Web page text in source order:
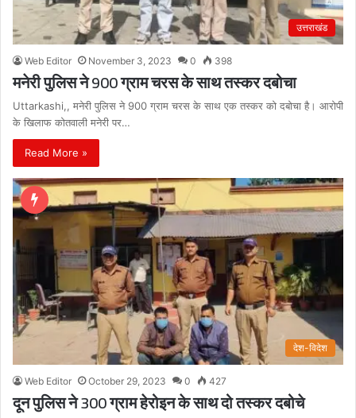
उत्तराखंड
Web Editor November 3, 2023 0 398
मनेरी पुलिस ने 900 ग्राम चरस के साथ तस्कर दबोचा
Uttarkashi,, मनेरी पुलिस ने 900 ग्राम चरस के साथ एक तस्कर को दबोचा है। आरोपी
के खिलाफ कोतवाली मनेरी पर…
Read More »
देश-विदेश
Web Editor October 29, 2023 0 427
दून पुलिस ने 300 ग्राम हेरोइन के साथ दो तस्कर दबोचे